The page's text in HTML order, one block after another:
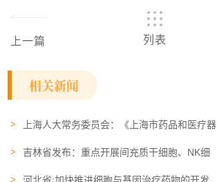
上一篇 列表
相关新闻
上海人大常务委员会：《上海市药品和医疗器
吉林省发布：重点开展间充质干细胞、NK细